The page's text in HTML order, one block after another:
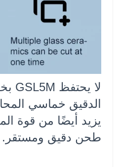
طحن دقيق ومستقر.